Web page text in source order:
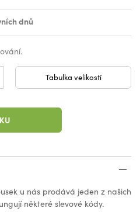
dnů
Tabulka velikostí
u nás prodává jeden z našich
některé slevové kódy.